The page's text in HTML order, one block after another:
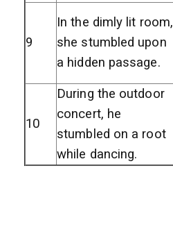
9
In the dimly lit room,
she stumbled upon
a hidden passage.
10
During the outdoor
concert, he
stumbled on a root
while dancing.